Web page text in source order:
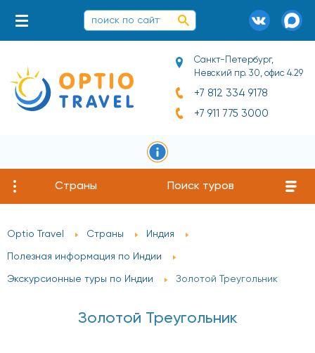
Санкт-Петербург,
Невский пр. 30, офис 4.29
+7 812 334 9178
+7 911 775 3000
Страны Поиск туров
Optio Travel Страны Индия
Полезная информация по Индии
Экскурсионные туры по Индии Золотой Треугольник
Золотой Треугольник